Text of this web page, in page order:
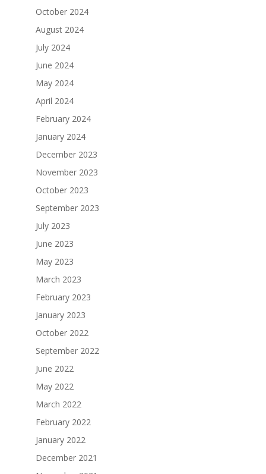
October 2024
August 2024
July 2024
June 2024
May 2024
April 2024
February 2024
January 2024
December 2023
November 2023
October 2023
September 2023
July 2023
June 2023
May 2023
March 2023
February 2023
January 2023
October 2022
September 2022
June 2022
May 2022
March 2022
February 2022
January 2022
December 2021